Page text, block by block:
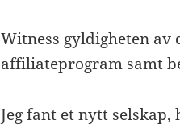
Witness gyldigheten av
affiliateprogram samt
Jeg fant et nytt